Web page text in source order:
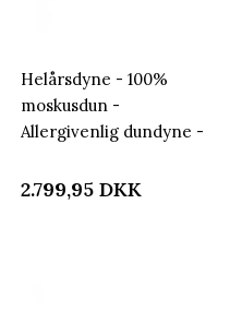
Helårsdyne - 100%
moskusdun -
Allergivenlig dundyne -
Home dyne
2.799,95 DKK